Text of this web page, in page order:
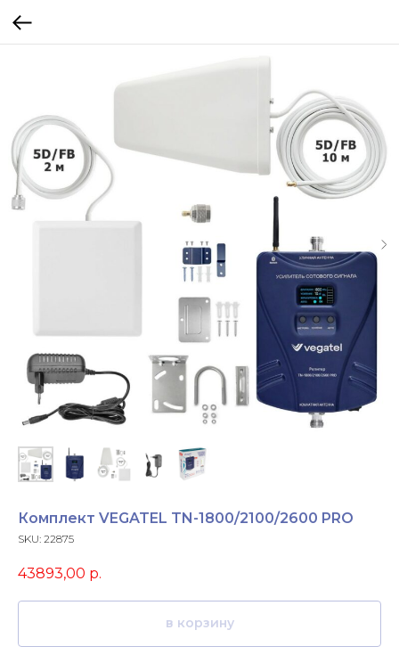
Комплект VEGATEL TN-1800/2100/2600 PRO
SKU: 22875
43893,00 р.
в корзину